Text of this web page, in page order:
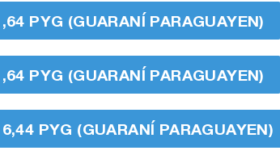
PYG (GUARANÍ PARAGUAYEN)
PYG (GUARANÍ PARAGUAYEN)
PYG (GUARANÍ PARAGUAYEN)